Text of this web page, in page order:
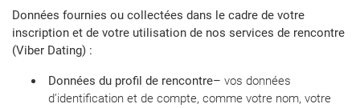
Données fournies ou collectées dans le cadre de votre
inscription et de votre utilisation de nos services de rencontre
(Viber Dating) :
Données du profil de rencontre– vos données
d’identification et de compte, comme votre nom, votre